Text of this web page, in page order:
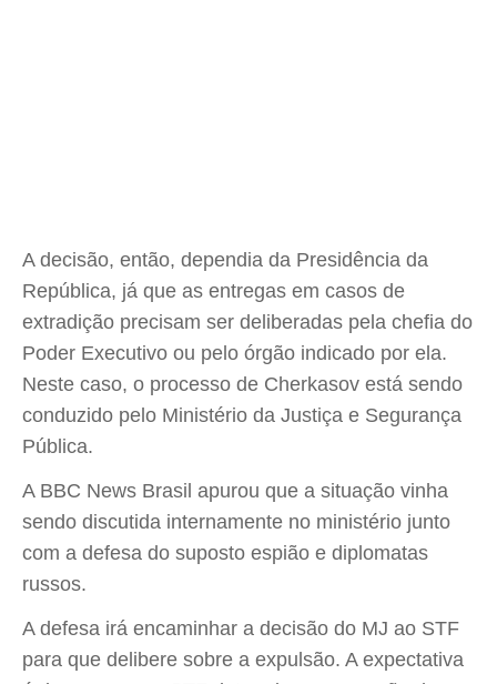
A decisão, então, dependia da Presidência da
República, já que as entregas em casos de
extradição precisam ser deliberadas pela chefia do
Poder Executivo ou pelo órgão indicado por ela.
Neste caso, o processo de Cherkasov está sendo
conduzido pelo Ministério da Justiça e Segurança
Pública.
A BBC News Brasil apurou que a situação vinha
sendo discutida internamente no ministério junto
com a defesa do suposto espião e diplomatas
russos.
A defesa irá encaminhar a decisão do MJ ao STF
para que delibere sobre a expulsão. A expectativa